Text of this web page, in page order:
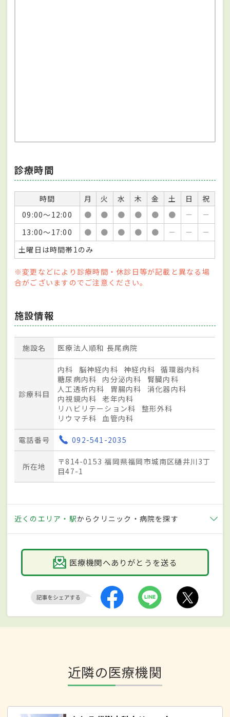
診療時間
時間 月 火 水 木 金 土 日
祝
09:00～12:00
● ● ● ● ● ● －
－
13:00～17:00
● ● ● ● ● － －
－
土曜日は時間帯1のみ
※変更などにより診療時間・休診日等が記載と異なる場
合がございますのでご注意ください。
施設情報
施設名 医療法人順和 長尾病院
診療科目
内科 脳神経内科 神経内科
循環器内科
糖尿病内科
内分泌内科
腎臓内科
人工透析内科
胃腸内科
消化器内科
内視鏡内科
老年内科
リハビリテーション科
整形外科
リウマチ科
血管内科
電話番号 092-541-2035
所在地
〒814-0153 福岡県福岡市城南区樋井川3丁
目47-1
近くのエリア・駅からクリニック・病院を探す
医療機関へありがとうを送る
近隣の医療機関